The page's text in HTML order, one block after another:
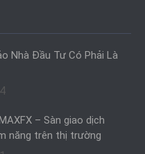
Nhà Đầu Tư Có Phải Là
– Sàn giao dịch
năng trên thị trường